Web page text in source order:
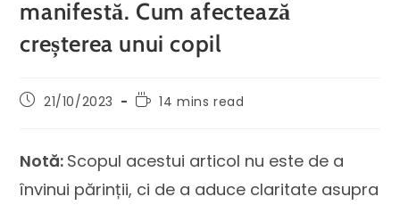
manifestă. Cum afectează
creșterea unui copil
21/10/2023 14 mins read
Notă: Scopul acestui articol nu este de a
învinui părinții, ci de a aduce claritate asupra